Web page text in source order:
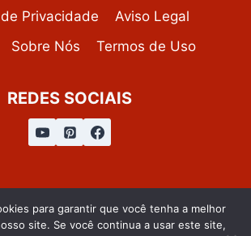
Privacidade
Aviso Legal
Sobre Nós Termos de Uso
REDES SOCIAIS
de Receitas - Todos os Direitos
para garantir que você tenha a melhor
site. Se você continua a usar este site,